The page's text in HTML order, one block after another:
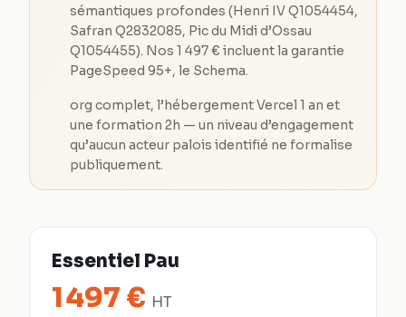
sémantiques profondes (Henri IV Q1054454,
Safran Q2832085, Pic du Midi d’Ossau
Q1054455). Nos 1 497 € incluent la garantie
PageSpeed 95+, le Schema.
org complet, l’hébergement Vercel 1 an et
une formation 2h — un niveau d’engagement
qu’aucun acteur palois identifié ne formalise
publiquement.
Essentiel Pau
1 497 € HT